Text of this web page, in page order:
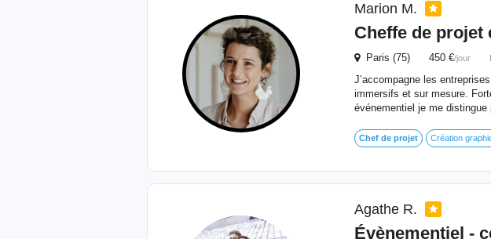
Marion M.
Cheffe de projet
Paris (75) 450 €/jour
J’accompagne les
immersifs et sur mesure.
événementiel je me
Chef de projet Création
Agathe R.
Évènementiel -